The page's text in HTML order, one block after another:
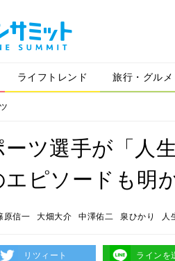
ライフトレンド 旅行・グルメ
ツ選手が「人
エピソードも明
原信一 大畑大介 中澤佑二 泉ひかり 人
リツィート ラインを